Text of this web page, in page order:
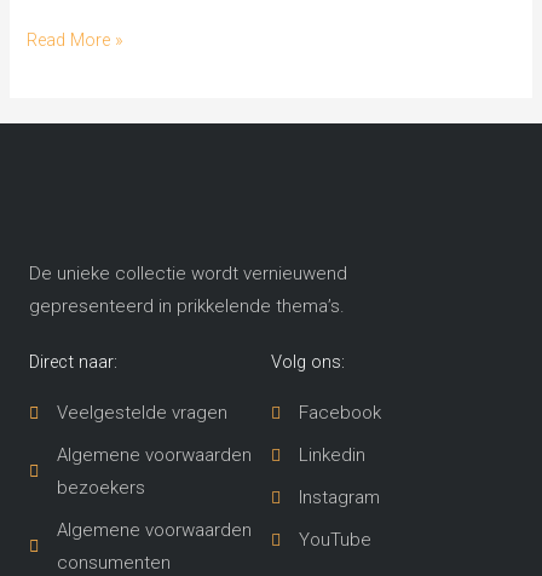
Read More »
De unieke collectie wordt vernieuwend
gepresenteerd in prikkelende thema’s​.
Direct naar:
Veelgestelde vragen
Algemene voorwaarden
bezoekers
Algemene voorwaarden
consumenten
Volg ons:
Facebook
Linkedin
Instagram
YouTube